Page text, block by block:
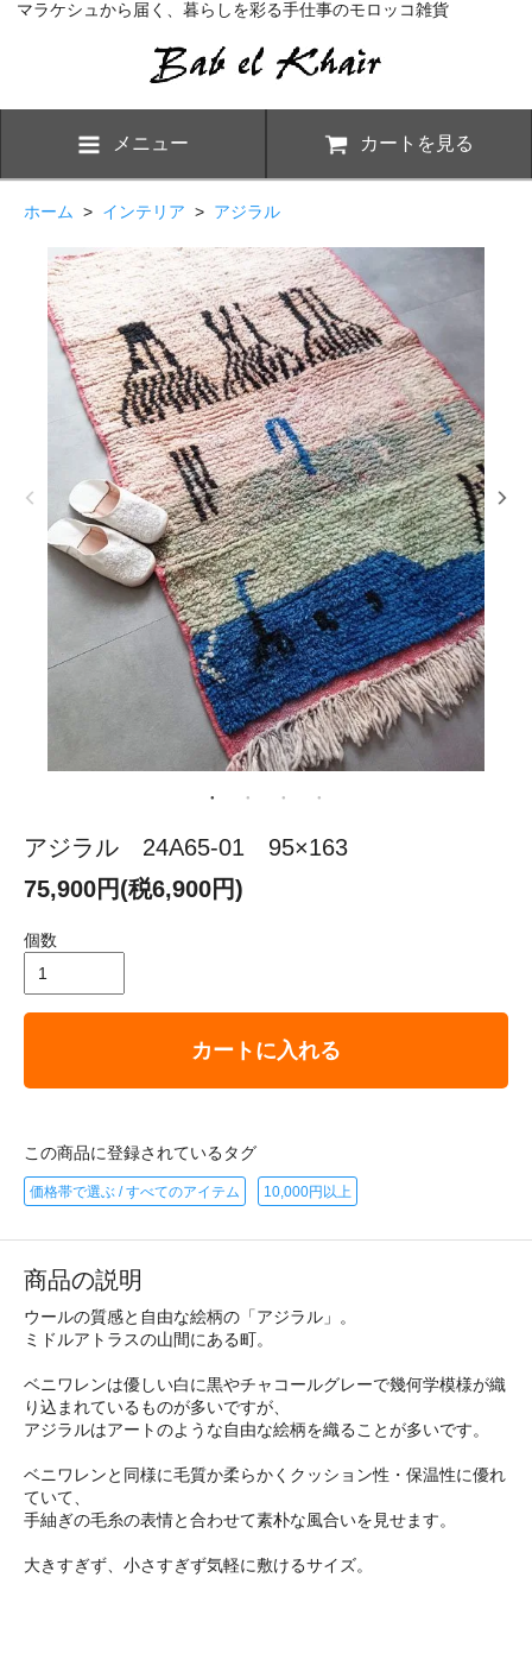
マラケシュから届く、暮らしを彩る手仕事のモロッコ雑貨
メニュー カートを見る
ホーム > インテリア > アジラル
アジラル 24A65-01 95×163
75,900円(税6,900円)
個数
カートに入れる
この商品に登録されているタグ
価格帯で選ぶ / すべてのアイテム 10,000円以上
商品の説明
ウールの質感と自由な絵柄の「アジラル」。
ミドルアトラスの山間にある町。
ベニワレンは優しい白に黒やチャコールグレーで幾何学模様が織
り込まれているものが多いですが、
アジラルはアートのような自由な絵柄を織ることが多いです。
ベニワレンと同様に毛質か柔らかくクッション性・保温性に優れ
ていて、
手紬ぎの毛糸の表情と合わせて素朴な風合いを見せます。
大きすぎず、小さすぎず気軽に敷けるサイズ。